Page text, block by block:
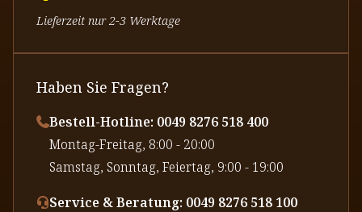
Lieferzeit nur 2-3 Werktage
Haben Sie Fragen?
Bestell-Hotline: 0049 8276 518 400
⁠Montag-Freitag, 8:00 - 20:00
⁠Samstag, Sonntag, Feiertag, 9:00 - 19:00
Service & Beratung: 0049 8276 518 100